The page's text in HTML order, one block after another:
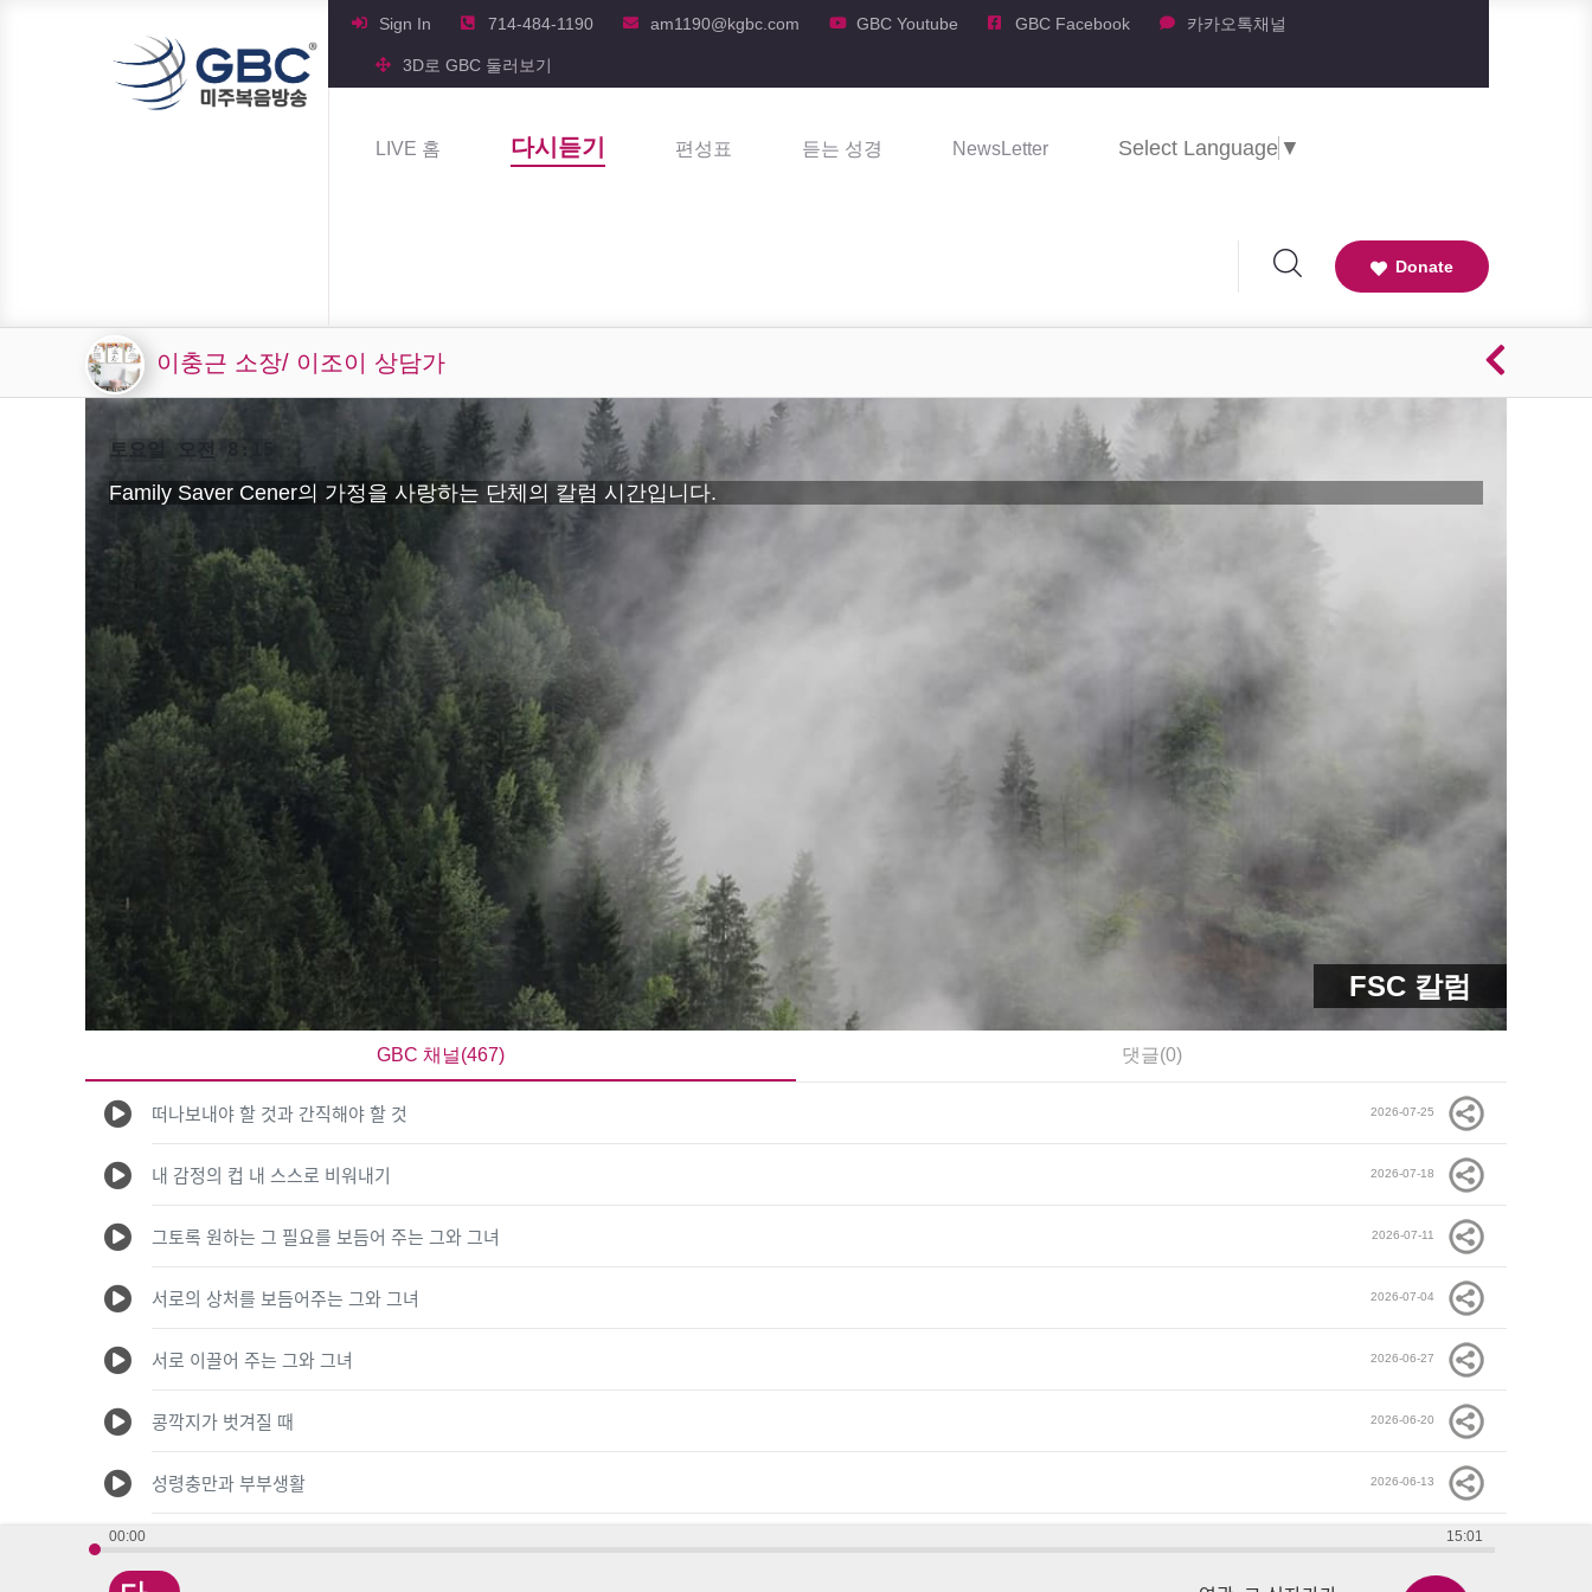
Sign In 714-484-1190 am1190@kgbc.com GBC Youtube GBC Facebook 카카오톡채널
3D로 GBC 둘러보기
LIVE 홈 다시듣기 편성표 듣는 성경 NewsLetter Select Language ▼
Donate
00:00 15:01
이충근 소장/ 이조이 상담가
FSC 칼럼
토요일 오전 8:15
Family Saver Cener의 가정을 사랑하는 단체의 칼럼 시간입니다.
GBC 채널(467) 댓글(0)
떠나보내야 할 것과 간직해야 할 것 2026-07-25
내 감정의 컵 내 스스로 비워내기 2026-07-18
그토록 원하는 그 필요를 보듬어 주는 그와 그녀 2026-07-11
서로의 상처를 보듬어주는 그와 그녀 2026-07-04
서로 이끌어 주는 그와 그녀 2026-06-27
콩깍지가 벗겨질 때 2026-06-20
성령충만과 부부생활 2026-06-13